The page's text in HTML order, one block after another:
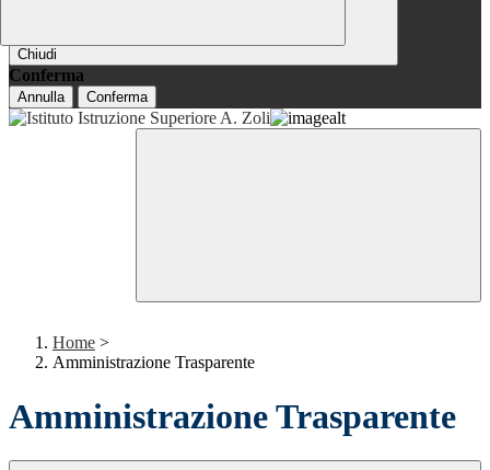
Chiudi
Conferma
Annulla Conferma
Home >
Amministrazione Trasparente
Amministrazione Trasparente